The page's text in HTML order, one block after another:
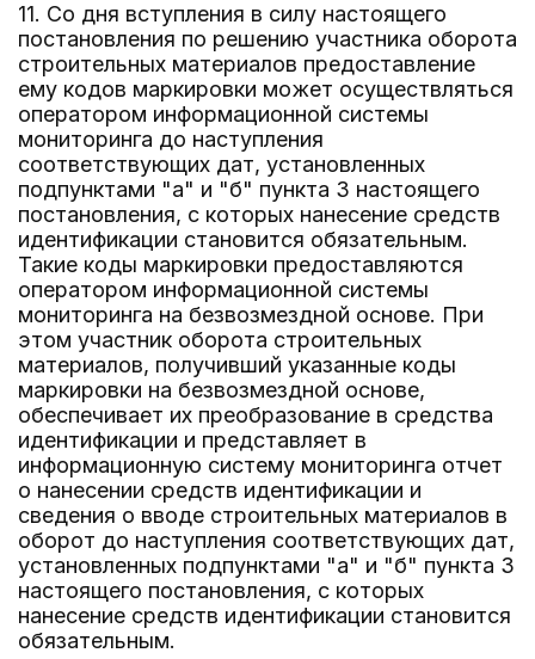
11. Со дня вступления в силу настоящего
постановления по решению участника оборота
строительных материалов предоставление
ему кодов маркировки может осуществляться
оператором информационной системы
мониторинга до наступления
соответствующих дат, установленных
подпунктами "а" и "б" пункта 3 настоящего
постановления, с которых нанесение средств
идентификации становится обязательным.
Такие коды маркировки предоставляются
оператором информационной системы
мониторинга на безвозмездной основе. При
этом участник оборота строительных
материалов, получивший указанные коды
маркировки на безвозмездной основе,
обеспечивает их преобразование в средства
идентификации и представляет в
информационную систему мониторинга отчет
о нанесении средств идентификации и
сведения о вводе строительных материалов в
оборот до наступления соответствующих дат,
установленных подпунктами "а" и "б" пункта 3
настоящего постановления, с которых
нанесение средств идентификации становится
обязательным.